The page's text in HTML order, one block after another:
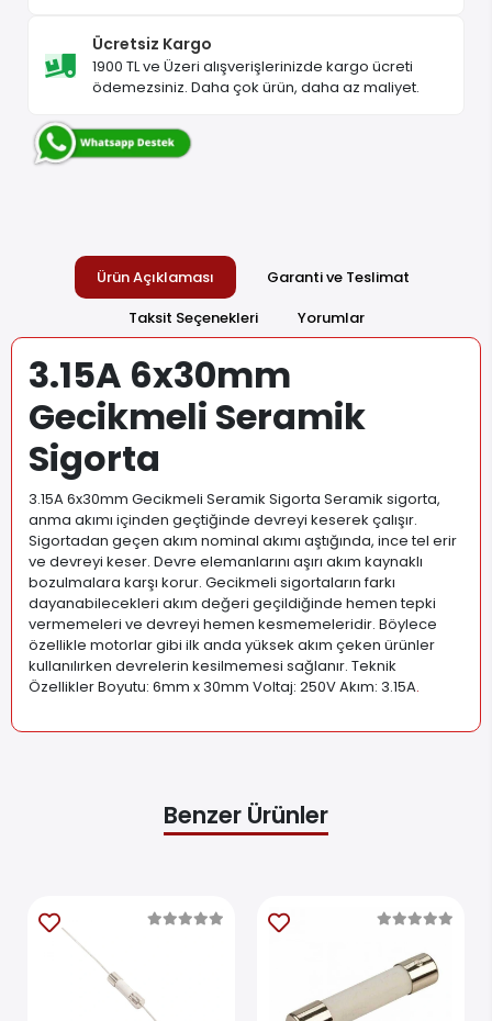
Ücretsiz Kargo
1900 TL ve Üzeri alışverişlerinizde kargo ücreti
ödemezsiniz. Daha çok ürün, daha az maliyet.
Ürün Açıklaması
Garanti ve Teslimat
Taksit Seçenekleri
Yorumlar
3.15A 6x30mm
Gecikmeli Seramik
Sigorta
3.15A 6x30mm Gecikmeli Seramik Sigorta Seramik sigorta,
anma akımı içinden geçtiğinde devreyi keserek çalışır.
Sigortadan geçen akım nominal akımı aştığında, ince tel erir
ve devreyi keser. Devre elemanlarını aşırı akım kaynaklı
bozulmalara karşı korur. Gecikmeli sigortaların farkı
dayanabilecekleri akım değeri geçildiğinde hemen tepki
vermemeleri ve devreyi hemen kesmemeleridir. Böylece
özellikle motorlar gibi ilk anda yüksek akım çeken ürünler
kullanılırken devrelerin kesilmemesi sağlanır. Teknik
Özellikler Boyutu: 6mm x 30mm Voltaj: 250V Akım: 3.15A.
Benzer Ürünler